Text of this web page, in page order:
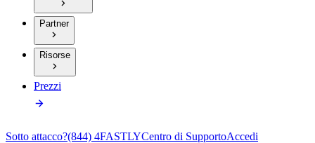
Partner
Risorse
Prezzi
Sotto attacco?(844) 4FASTLYCentro di SupportoAccedi